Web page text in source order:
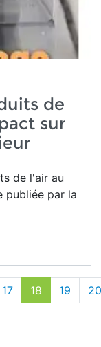
de
sur
de l'air au
publiée par la
17 18 19 20